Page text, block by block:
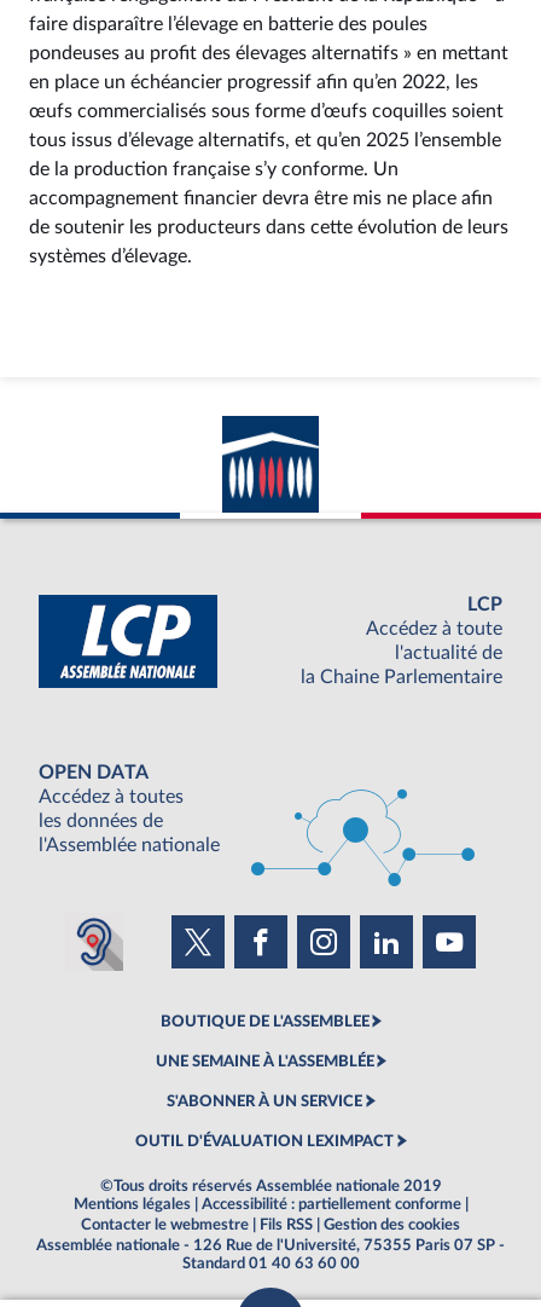
faire disparaître l’élevage en batterie des poules
pondeuses au profit des élevages alternatifs » en mettant
en place un échéancier progressif afin qu’en 2022, les
œufs commercialisés sous forme d’œufs coquilles soient
tous issus d’élevage alternatifs, et qu’en 2025 l’ensemble
de la production française s’y conforme. Un
accompagnement financier devra être mis ne place afin
de soutenir les producteurs dans cette évolution de leurs
systèmes d’élevage.
LCP
Accédez à toute
l'actualité de
la Chaine Parlementaire
OPEN DATA
Accédez à toutes
les données de
l'Assemblée nationale
BOUTIQUE DE L'ASSEMBLEE
UNE SEMAINE À L'ASSEMBLÉE
S'ABONNER À UN SERVICE
OUTIL D'ÉVALUATION LEXIMPACT
©Tous droits réservés Assemblée nationale 2019
Mentions légales
Accessibilité : partiellement conforme
Contacter le webmestre
Fils RSS
Gestion des cookies
Assemblée nationale - 126 Rue de l'Université, 75355 Paris 07 SP -
Standard 01 40 63 60 00